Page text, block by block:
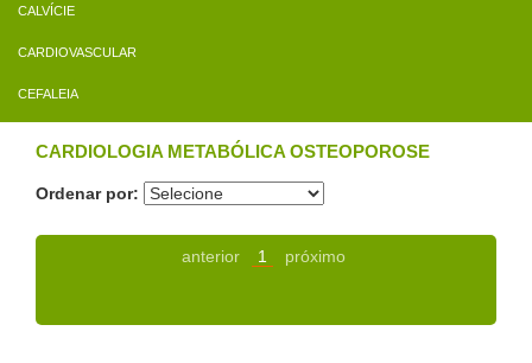
CALVÍCIE
CARDIOVASCULAR
CEFALEIA
CARDIOLOGIA METABÓLICA OSTEOPOROSE
Ordenar por:
anterior 1 próximo